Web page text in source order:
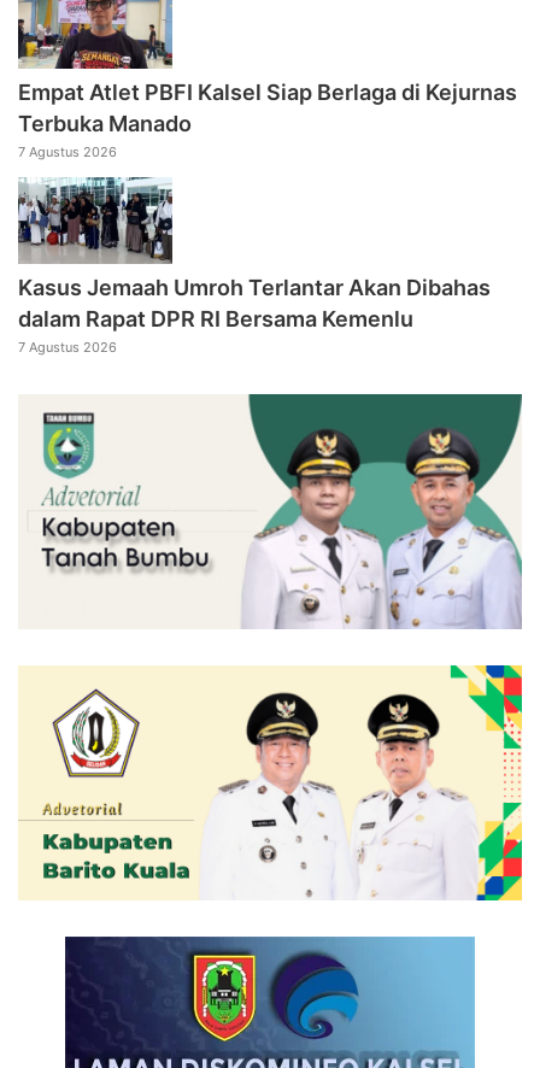
Empat Atlet PBFI Kalsel Siap Berlaga di Kejurnas
Terbuka Manado
7 Agustus 2026
Kasus Jemaah Umroh Terlantar Akan Dibahas
dalam Rapat DPR RI Bersama Kemenlu
7 Agustus 2026